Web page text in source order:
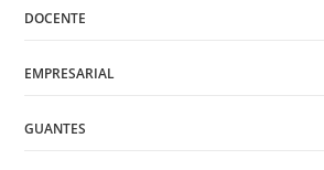
DOCENTE
EMPRESARIAL
GUANTES